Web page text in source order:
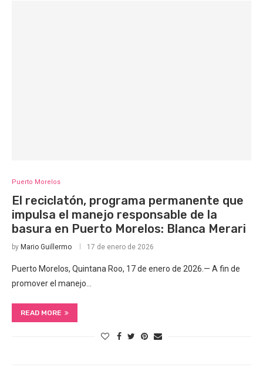
Puerto Morelos
El reciclatón, programa permanente que
impulsa el manejo responsable de la
basura en Puerto Morelos: Blanca Merari
by Mario Guillermo 17 de enero de 2026
Puerto Morelos, Quintana Roo, 17 de enero de 2026.— A fin de
promover el manejo…
READ MORE